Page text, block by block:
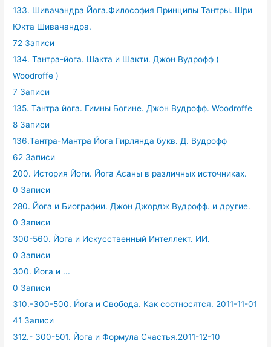
133. Шивачандра Йога.Философия Принципы Тантры. Шри
Юкта Шивачандра.
72 Записи
134. Тантра-йога. Шакта и Шакти. Джон Вудрофф (
Woodroffe )
7 Записи
135. Тантра йога. Гимны Богине. Джон Вудрофф. Woodroffe
8 Записи
136.Тантра-Мантра Йога Гирлянда букв. Д. Вудрофф
62 Записи
200. История Йоги. Йога Асаны в различных источниках.
0 Записи
280. Йога и Биографии. Джон Джордж Вудрофф. и другие.
0 Записи
300-560. Йога и Искусственный Интеллект. ИИ.
0 Записи
300. Йога и ...
0 Записи
310.-300-500. Йога и Свобода. Как соотносятся. 2011-11-01
41 Записи
312.- 300-501. Йога и Формула Счастья.2011-12-10